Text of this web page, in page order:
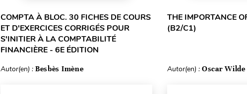
COMPTA À BLOC. 30 FICHES DE COURS
ET D'EXERCICES CORRIGÉS POUR
S'INITIER À LA COMPTABILITÉ
FINANCIÈRE - 6E ÉDITION
Autor(en) : Besbès Imène
THE IMPORTANCE
(B2/C1)
Autor(en) : Oscar Wilde